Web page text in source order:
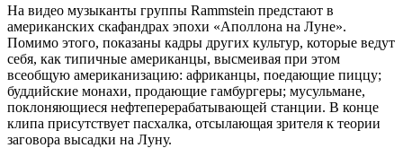
На видео музыканты группы Rammstein предстают в
американских скафандрах эпохи «Аполлона на Луне».
Помимо этого, показаны кадры других культур, которые ведут
себя, как типичные американцы, высмеивая при этом
всеобщую американизацию: африканцы, поедающие пиццу;
буддийские монахи, продающие гамбургеры; мусульмане,
поклоняющиеся нефтеперерабатывающей станции. В конце
клипа присутствует пасхалка, отсылающая зрителя к теории
заговора высадки на Луну.